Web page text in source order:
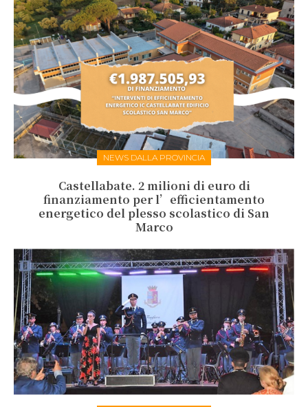
NEWS DALLA PROVINCIA
Castellabate. 2 milioni di euro di
finanziamento per l’efficientamento
energetico del plesso scolastico di San
Marco